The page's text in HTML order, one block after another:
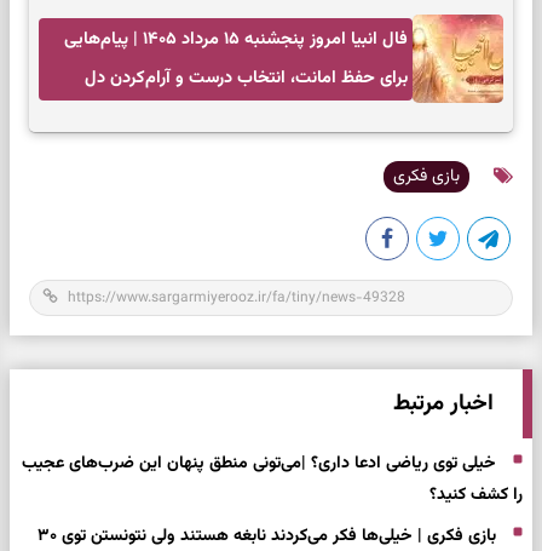
فال انبیا امروز پنجشنبه ۱۵ مرداد ۱۴۰۵ | پیام‌هایی
برای حفظ امانت، انتخاب درست و آرام‌کردن دل
بازی فکری
اخبار مرتبط
خیلی توی ریاضی ادعا داری؟ |می‌تونی منطق پنهان این ضرب‌های عجیب
را کشف کنید؟
بازی فکری | خیلی‌ها فکر می‌کردند نابغه هستند ولی نتونستن توی ۳۰